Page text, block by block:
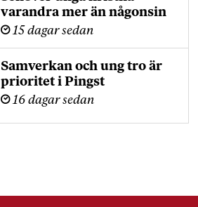
varandra mer än någonsin
15 dagar sedan
Samverkan och ung tro är
prioritet i Pingst
16 dagar sedan